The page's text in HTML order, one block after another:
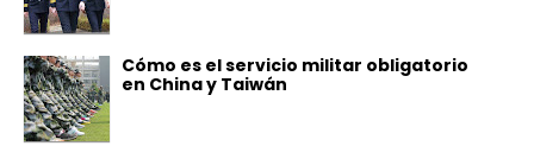
Cómo es el servicio militar obligatorio
en China y Taiwán